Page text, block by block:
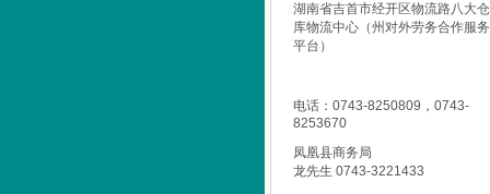
湖南省吉首市经开区物流路八大仓
库物流中心（州对外劳务合作服务
平台）
电话：0743-8250809，0743-
8253670
凤凰县商务局
龙先生 0743-3221433